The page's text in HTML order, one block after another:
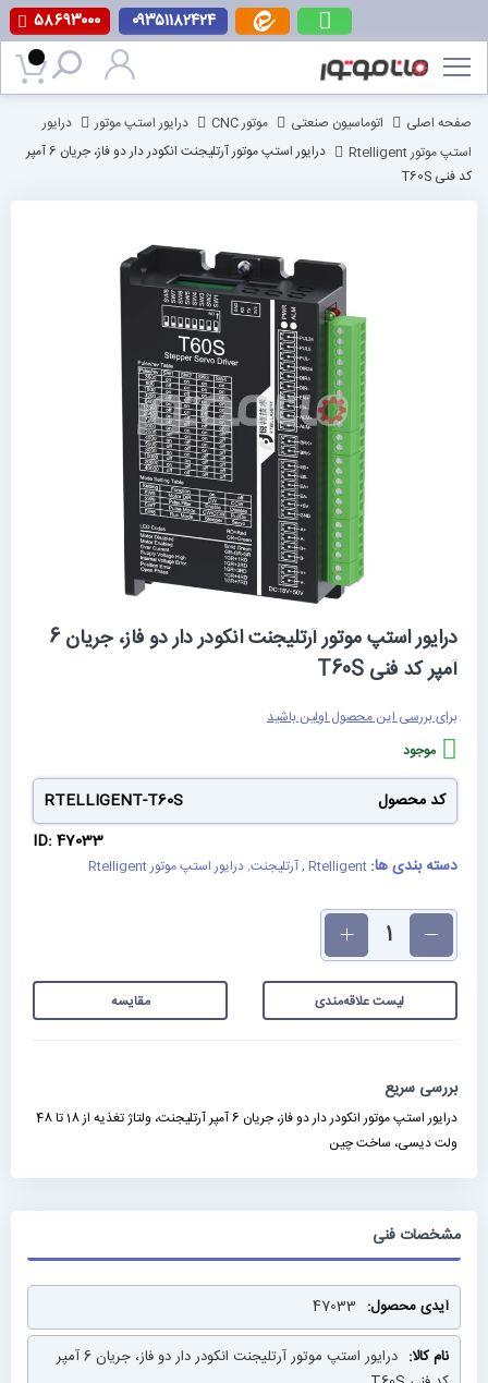
۵۸۶۹۳۰۰۰ ۰۹۳۵۱۱۸۲۴۲۴
به
صفحه اصلی
اتوماسیون صنعتی موتور CNC درایور استپ موتور
درایور
استپ موتور Rtelligent
درایور استپ موتور آرتلیجنت انکودر دار دو فاز، جریان 6 آمپر
کد فنی T60S
رفتن
به
ابتدای
گالری
درایور استپ موتور آرتلیجنت انکودر دار دو فاز، جریان 6
آمپر کد فنی T60S
برای بررسی این محصول اولین باشید
موجود
کد محصول
RTELLIGENT-T60S
ID: 47033
دسته بندی ها: Rtelligent , آرتلیجنت ,درایور استپ موتور Rtelligent
تعداد
لیست علاقه‌مندی مقایسه
بررسی سریع
درایور استپ موتور انکودر دار دو فاز، جریان 6 آمپر آرتلیجنت، ولتاژ تغذیه از 18 تا 48
ولت دیسی، ساخت چین
مشخصات فنی
مشخصات
فنی
47033
درایور استپ موتور آرتلیجنت انکودر دار دو فاز، جریان 6 آمپر